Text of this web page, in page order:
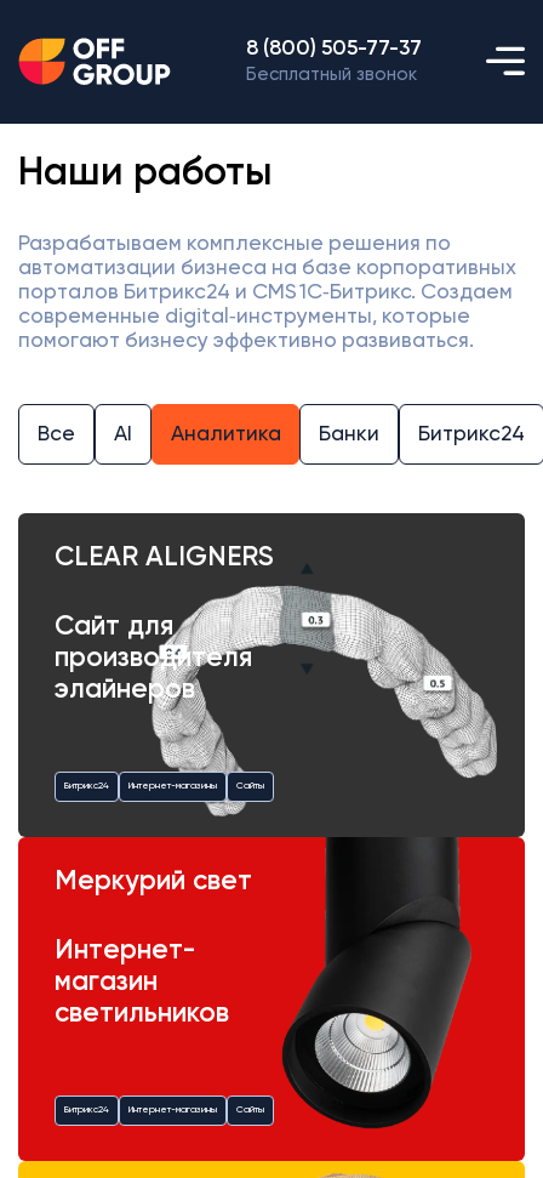
8 (800) 505-77-37
Бесплатный звонок
Наши работы
Разрабатываем комплексные решения по
автоматизации бизнеса на базе корпоративных
порталов Битрикс24 и CMS 1С‑Битрикс. Создаем
современные digital‑инструменты, которые
помогают бизнесу эффективно развиваться.
Все AI Аналитика Банки Битрикс24
CLEAR ALIGNERS
Сайт для
производителя
элайнеров
Битрикс24 Интернет-магазины Сайты
Меркурий свет
Интернет-
магазин
светильников
Битрикс24 Интернет-магазины Сайты